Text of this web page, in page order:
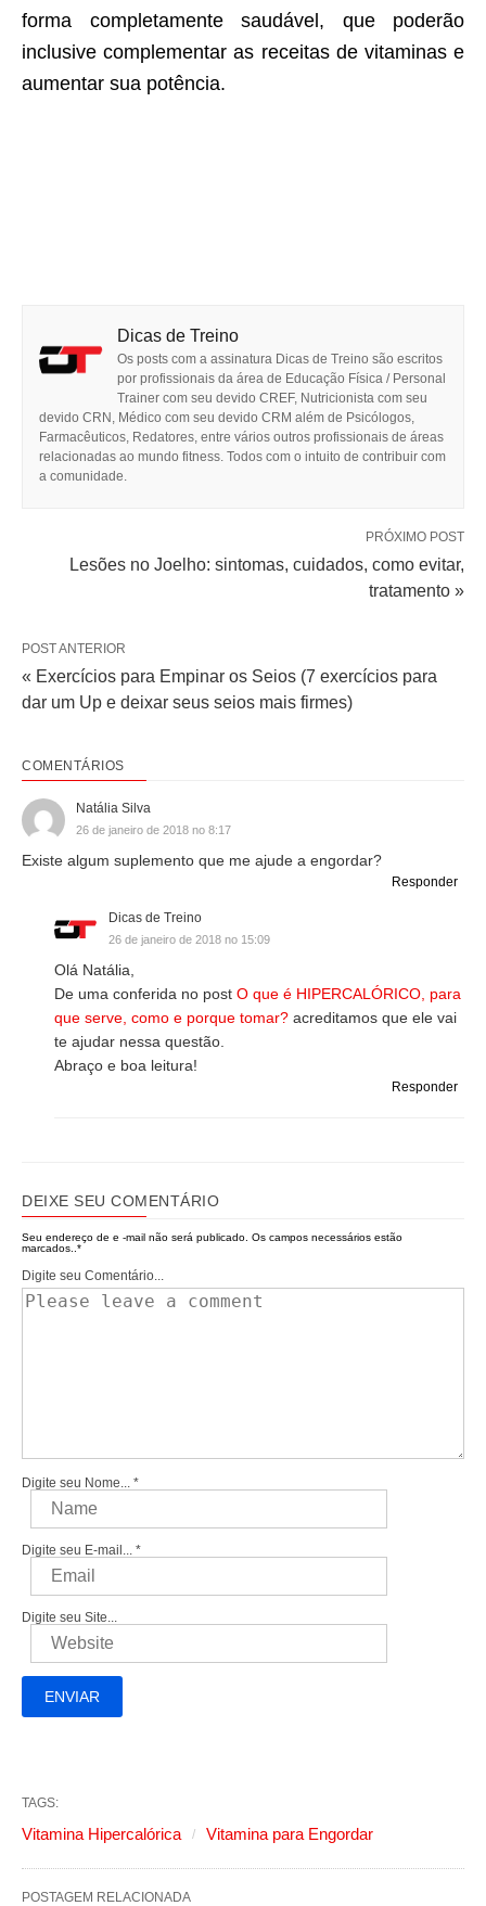
forma completamente saudável, que poderão
inclusive complementar as receitas de vitaminas e
aumentar sua potência.
Dicas de Treino
Os posts com a assinatura Dicas de Treino são escritos
por profissionais da área de Educação Física / Personal
Trainer com seu devido CREF, Nutricionista com seu
devido CRN, Médico com seu devido CRM além de Psicólogos,
Farmacêuticos, Redatores, entre vários outros profissionais de áreas
relacionadas ao mundo fitness. Todos com o intuito de contribuir com
a comunidade.
PRÓXIMO POST
Lesões no Joelho: sintomas, cuidados, como evitar,
tratamento »
POST ANTERIOR
« Exercícios para Empinar os Seios (7 exercícios para
dar um Up e deixar seus seios mais firmes)
COMENTÁRIOS
Natália Silva
26 de janeiro de 2018 no 8:17
Existe algum suplemento que me ajude a engordar?
Responder
Dicas de Treino
26 de janeiro de 2018 no 15:09
Olá Natália,
De uma conferida no post O que é HIPERCALÓRICO, para
que serve, como e porque tomar? acreditamos que ele vai
te ajudar nessa questão.
Abraço e boa leitura!
Responder
DEIXE SEU COMENTÁRIO
Seu endereço de e -mail não será publicado. Os campos necessários estão
marcados..*
Digite seu Comentário...
Digite seu Nome... *
Digite seu E-mail... *
Digite seu Site...
TAGS:
Vitamina Hipercalórica Vitamina para Engordar
POSTAGEM RELACIONADA